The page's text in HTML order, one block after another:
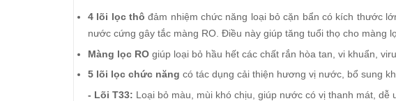
4 lõi lọc thô đảm nhiệm chức năng loại bỏ cặn bẩn có kích thước
nước cứng gây tắc màng RO. Điều này giúp tăng tuổi thọ cho màng
Màng lọc RO giúp loại bỏ hầu hết các chất rắn hòa tan, vi khuẩn,
5 lõi lọc chức năng có tác dụng cải thiện hương vị nước, bổ sung
- Lõi T33: Loại bỏ màu, mùi khó chịu, giúp nước có vị thanh mát, dễ